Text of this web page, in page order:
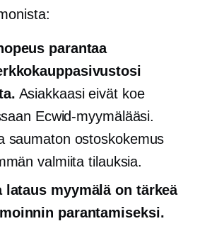
parantaa
Asiakkaasi eivät koe
Ecwid-myymälääsi.
saumaton ostoskokemus
valmiita tilauksia.
lataus myymälä on tärkeä
parantamiseksi.